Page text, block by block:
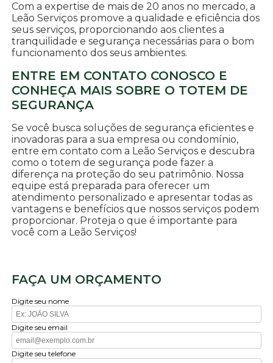
Com a expertise de mais de 20 anos no mercado, a
Leão Serviços promove a qualidade e eficiência dos
seus serviços, proporcionando aos clientes a
tranquilidade e segurança necessárias para o bom
funcionamento dos seus ambientes.
ENTRE EM CONTATO CONOSCO E
CONHEÇA MAIS SOBRE O TOTEM DE
SEGURANÇA
Se você busca soluções de segurança eficientes e
inovadoras para a sua empresa ou condomínio,
entre em contato com a Leão Serviços e descubra
como o totem de segurança pode fazer a
diferença na proteção do seu patrimônio. Nossa
equipe está preparada para oferecer um
atendimento personalizado e apresentar todas as
vantagens e benefícios que nossos serviços podem
proporcionar. Proteja o que é importante para
você com a Leão Serviços!
FAÇA UM ORÇAMENTO
Digite seu nome
Digite seu email
Digite seu telefone